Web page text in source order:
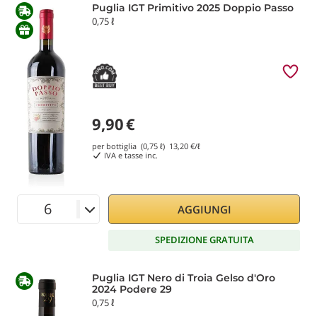
Puglia IGT Primitivo 2025 Doppio Passo
0,75 ℓ
9,90€
per bottiglia (0,75 ℓ) 13,20 €/ℓ
IVA e tasse inc.
AGGIUNGI
SPEDIZIONE GRATUITA
Puglia IGT Nero di Troia Gelso d'Oro
2024 Podere 29
0,75 ℓ